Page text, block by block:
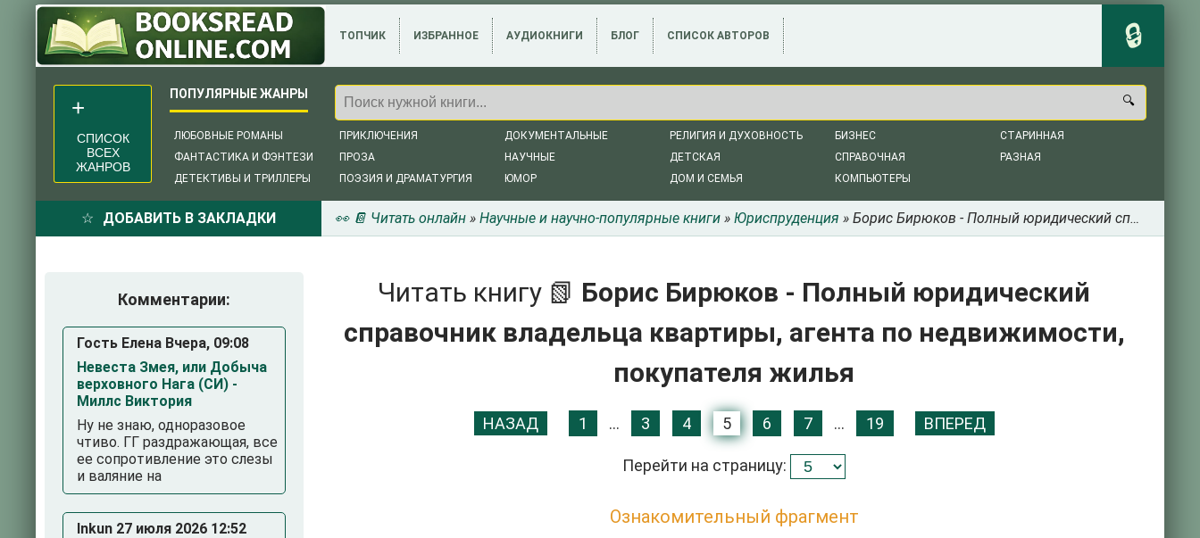
ТОПЧИК ИЗБРАННОЕ АУДИОКНИГИ БЛОГ СПИСОК АВТОРОВ
ЛЮБОВНЫЕ РОМАНЫ
ФАНТАСТИКА И ФЭНТЕЗИ
ДЕТЕКТИВЫ И ТРИЛЛЕРЫ
ПРИКЛЮЧЕНИЯ
ПРОЗА
ПОЭЗИЯ И ДРАМАТУРГИЯ
ДОКУМЕНТАЛЬНЫЕ
НАУЧНЫЕ
ЮМОР
РЕЛИГИЯ И ДУХОВНОСТЬ
ДЕТСКАЯ
ДОМ И СЕМЬЯ
БИЗНЕС
СПРАВОЧНАЯ
КОМПЬЮТЕРЫ
СТАРИННАЯ
РАЗНАЯ
СПИСОК
ВСЕХ
ЖАНРОВ
ДОБАВИТЬ В ЗАКЛАДКИ 👀 📔 Читать онлайн » Научные и научно-популярные книги » Юриспруденция » Борис Бирюков - Полный юридический справочник владельца квартиры, агента по недвижимости, покупателя жилья
Читать книгу 📗 Борис Бирюков - Полный юридический
справочник владельца квартиры, агента по недвижимости,
покупателя жилья
НАЗАД 1 ... 3 4 5 6 7 ... 19 ВПЕРЕД
Перейти на страницу:
Ознакомительный фрагмент
Комментарии:
Гость Елена Вчера, 09:08
Невеста Змея, или Добыча
верховного Нага (СИ) -
Миллс Виктория
Ну не знаю, одноразовое
чтиво. ГГ раздражающая, все
ее сопротивление это слезы
и валяние на
Inkun 27 июля 2026 12:52